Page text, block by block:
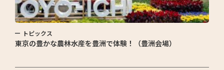
トピックス
東京の豊かな農林水産を豊洲で体験！（豊洲会場）